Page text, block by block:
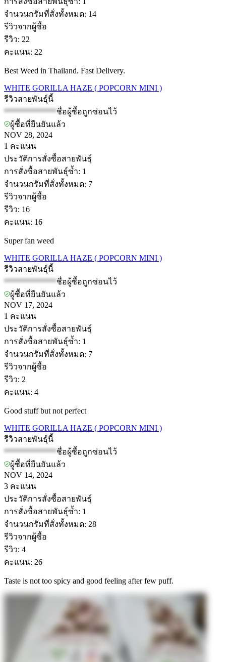
จำนวนกรัมที่สั่งทั้งหมด: 14
รีวิวจากผู้ซื้อ
รีวิว: 22
คะแนน: 22
Best Weed in Thailand. Fast Delivery.
WHITE GORILLA HAZE ( POPCORN MINI )
รีวิวสายพันธุ์นี้
*************ชื่อผู้ซื้อถูกซ่อนไว้
ผู้ซื้อที่ยืนยันแล้ว
NOV 28, 2024
1 คะแนน
ประวัติการสั่งซื้อสายพันธุ์
การสั่งซื้อสายพันธุ์ซ้ำ: 1
จำนวนกรัมที่สั่งทั้งหมด: 7
รีวิวจากผู้ซื้อ
รีวิว: 16
คะแนน: 16
Super fan weed
WHITE GORILLA HAZE ( POPCORN MINI )
รีวิวสายพันธุ์นี้
*************ชื่อผู้ซื้อถูกซ่อนไว้
ผู้ซื้อที่ยืนยันแล้ว
NOV 17, 2024
1 คะแนน
ประวัติการสั่งซื้อสายพันธุ์
การสั่งซื้อสายพันธุ์ซ้ำ: 1
จำนวนกรัมที่สั่งทั้งหมด: 7
รีวิวจากผู้ซื้อ
รีวิว: 2
คะแนน: 4
Good stuff but not perfect
WHITE GORILLA HAZE ( POPCORN MINI )
รีวิวสายพันธุ์นี้
*************ชื่อผู้ซื้อถูกซ่อนไว้
ผู้ซื้อที่ยืนยันแล้ว
NOV 14, 2024
3 คะแนน
ประวัติการสั่งซื้อสายพันธุ์
การสั่งซื้อสายพันธุ์ซ้ำ: 1
จำนวนกรัมที่สั่งทั้งหมด: 28
รีวิวจากผู้ซื้อ
รีวิว: 4
คะแนน: 26
Taste is not too spicy and good feeling after few puff.